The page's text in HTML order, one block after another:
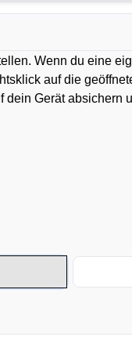
Wenn du eine
auf die
dein Gerät absichern